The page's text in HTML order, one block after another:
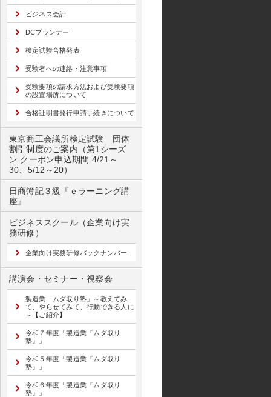
ビジネス会計
DCプランナー
検定試験合格発表
受験者への連絡・注意事項
受験要項の請求方法および受験要項
の設置場所について
合格証明書発行申請手続きについて
東京商工会議所検定試験 団体
割引制度のご案内（第1シーズ
ン クーポン申込期間 4/21～
30、5/12～20）
日商簿記３級『ｅラーニング講
座』
ビジネススクール（企業向け実
務研修）
企業向け実務研修バックナンバー
講演会・セミナー・視察会
製造業「ムダ取り塾」～教えてみ
て、やらせてみて、行動できる人に
～【ご紹介】
令和７年度「製造業『ムダ取り
塾』」
令和５年度「製造業『ムダ取り
塾』」
令和６年度「製造業『ムダ取り
塾』」